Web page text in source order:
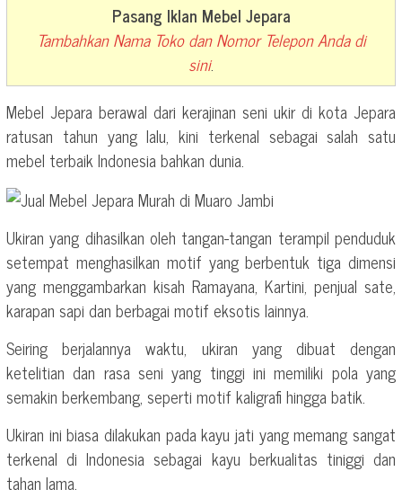
Pasang Iklan Mebel Jepara
Tambahkan Nama Toko dan Nomor Telepon Anda di
sini.
Mebel Jepara berawal dari kerajinan seni ukir di kota Jepara
ratusan tahun yang lalu, kini terkenal sebagai salah satu
mebel terbaik Indonesia bahkan dunia.
Ukiran yang dihasilkan oleh tangan-tangan terampil penduduk
setempat menghasilkan motif yang berbentuk tiga dimensi
yang menggambarkan kisah Ramayana, Kartini, penjual sate,
karapan sapi dan berbagai motif eksotis lainnya.
Seiring berjalannya waktu, ukiran yang dibuat dengan
ketelitian dan rasa seni yang tinggi ini memiliki pola yang
semakin berkembang, seperti motif kaligrafi hingga batik.
Ukiran ini biasa dilakukan pada kayu jati yang memang sangat
terkenal di Indonesia sebagai kayu berkualitas tiniggi dan
tahan lama.